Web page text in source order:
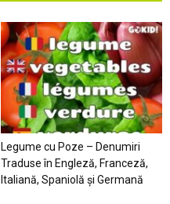
Legume cu Poze – Denumiri
Traduse în Engleză, Franceză,
Italiană, Spaniolă şi Germană